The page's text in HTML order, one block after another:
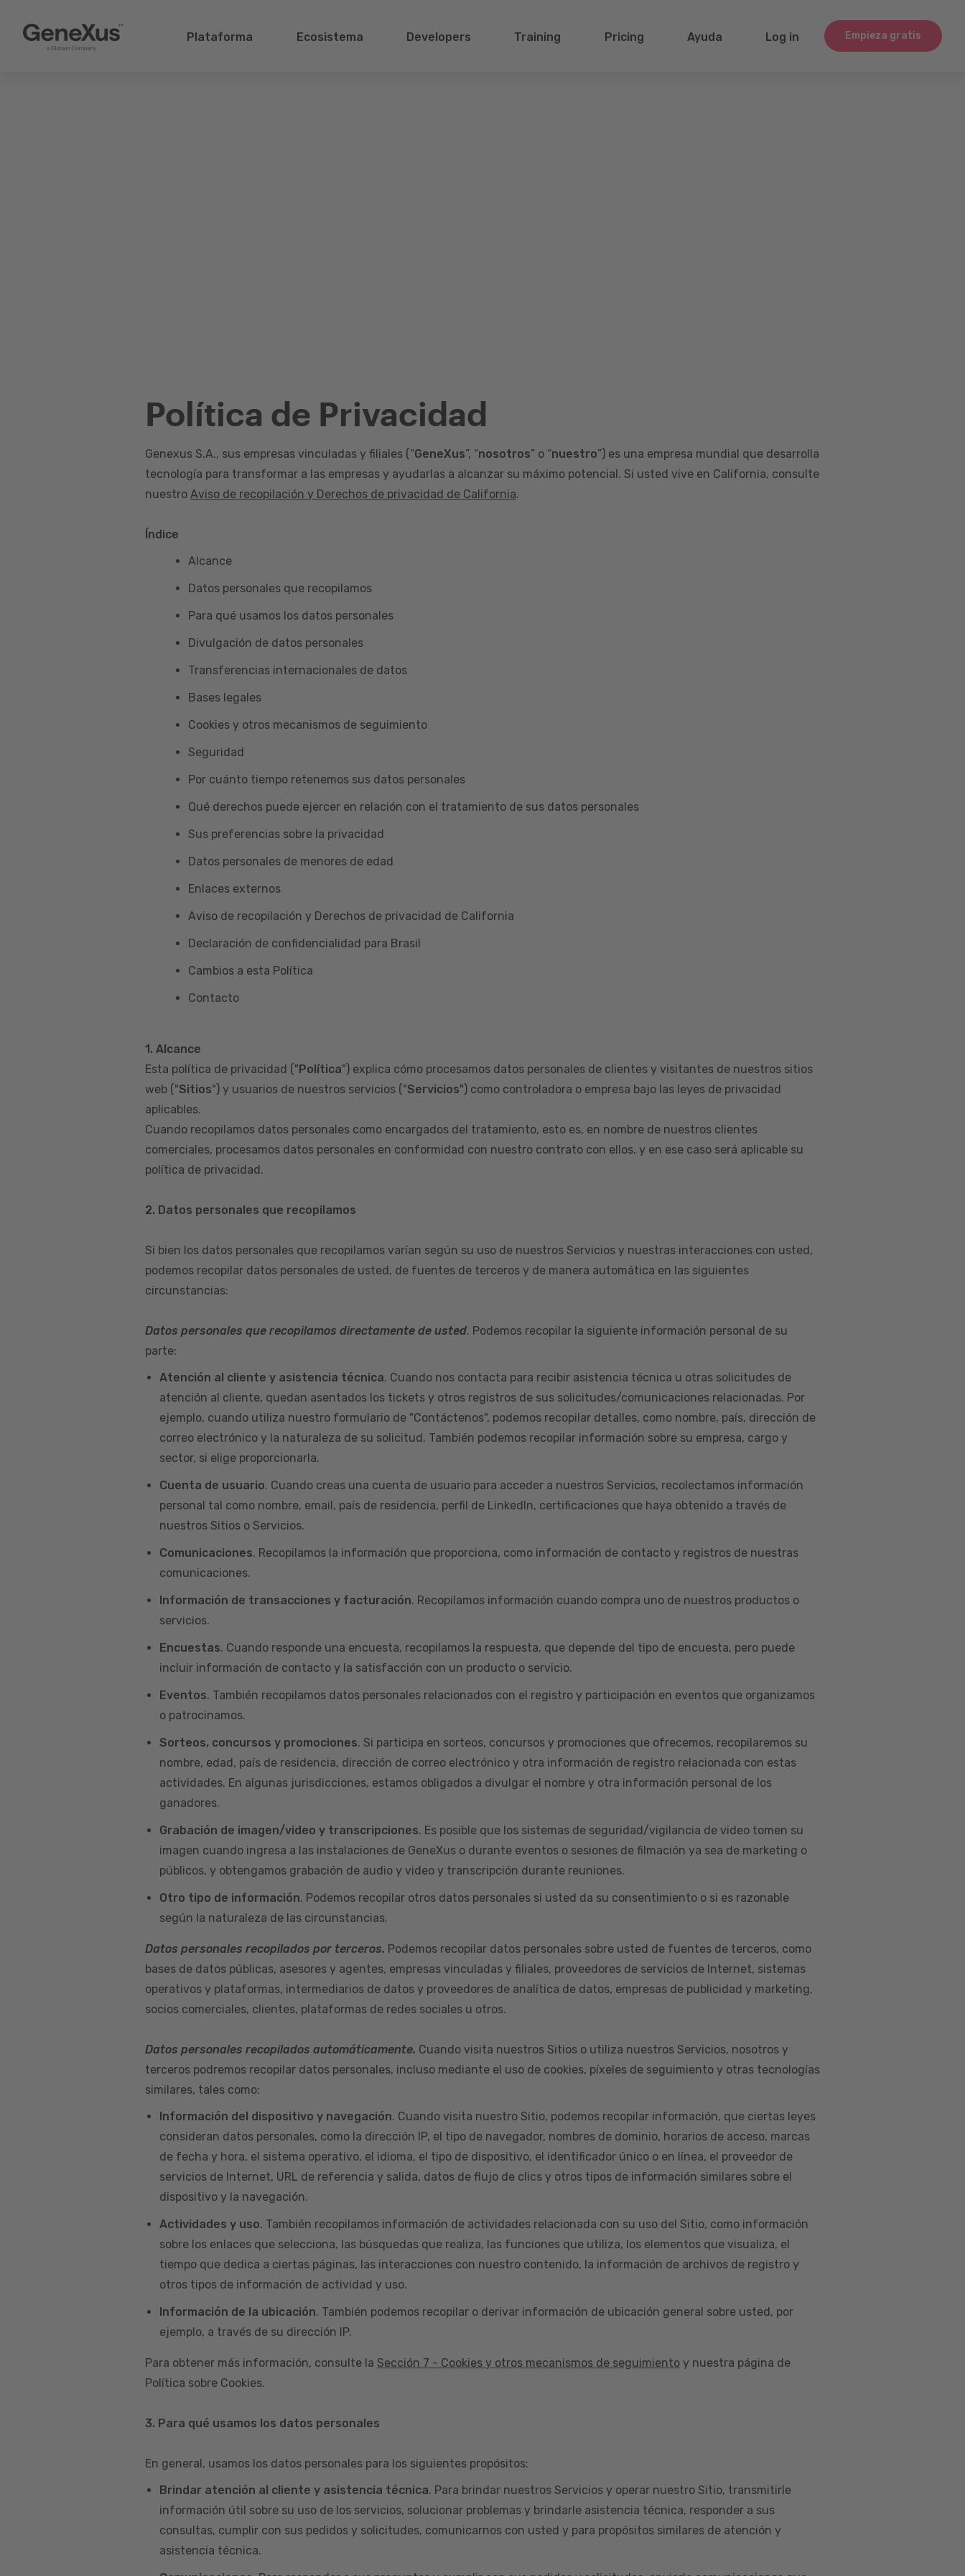
Empieza gratis
Plataforma Ecosistema Developers Training Pricing Ayuda Log in
Política de Privacidad
Genexus S.A., sus empresas vinculadas y filiales (“GeneXus”, “nosotros” o “nuestro”) es una empresa mundial que desarrolla
tecnología para transformar a las empresas y ayudarlas a alcanzar su máximo potencial. Si usted vive en California, consulte
nuestro Aviso de recopilación y Derechos de privacidad de California.
Índice
Alcance
Datos personales que recopilamos
Para qué usamos los datos personales
Divulgación de datos personales
Transferencias internacionales de datos
Bases legales
Cookies y otros mecanismos de seguimiento
Seguridad
Por cuánto tiempo retenemos sus datos personales
Qué derechos puede ejercer en relación con el tratamiento de sus datos personales
Sus preferencias sobre la privacidad
Datos personales de menores de edad
Enlaces externos
Aviso de recopilación y Derechos de privacidad de California
Declaración de confidencialidad para Brasil
Cambios a esta Política
Contacto
1. Alcance
Esta política de privacidad ("Política") explica cómo procesamos datos personales de clientes y visitantes de nuestros sitios
web ("Sitios") y usuarios de nuestros servicios ("Servicios") como controladora o empresa bajo las leyes de privacidad
aplicables.
Cuando recopilamos datos personales como encargados del tratamiento, esto es, en nombre de nuestros clientes
comerciales, procesamos datos personales en conformidad con nuestro contrato con ellos, y en ese caso será aplicable su
política de privacidad.
2. Datos personales que recopilamos
Si bien los datos personales que recopilamos varían según su uso de nuestros Servicios y nuestras interacciones con usted,
podemos recopilar datos personales de usted, de fuentes de terceros y de manera automática en las siguientes
circunstancias:
Datos personales que recopilamos directamente de usted. Podemos recopilar la siguiente información personal de su
parte:
Atención al cliente y asistencia técnica. Cuando nos contacta para recibir asistencia técnica u otras solicitudes de
atención al cliente, quedan asentados los tickets y otros registros de sus solicitudes/comunicaciones relacionadas. Por
ejemplo, cuando utiliza nuestro formulario de "Contáctenos", podemos recopilar detalles, como nombre, país, dirección de
correo electrónico y la naturaleza de su solicitud. También podemos recopilar información sobre su empresa, cargo y
sector, si elige proporcionarla.
Cuenta de usuario. Cuando creas una cuenta de usuario para acceder a nuestros Servicios, recolectamos información
personal tal como nombre, email, país de residencia, perfil de LinkedIn, certificaciones que haya obtenido a través de
nuestros Sitios o Servicios.
Comunicaciones. Recopilamos la información que proporciona, como información de contacto y registros de nuestras
comunicaciones.
Información de transacciones y facturación. Recopilamos información cuando compra uno de nuestros productos o
servicios.
Encuestas. Cuando responde una encuesta, recopilamos la respuesta, que depende del tipo de encuesta, pero puede
incluir información de contacto y la satisfacción con un producto o servicio.
Eventos. También recopilamos datos personales relacionados con el registro y participación en eventos que organizamos
o patrocinamos.
Sorteos, concursos y promociones. Si participa en sorteos, concursos y promociones que ofrecemos, recopilaremos su
nombre, edad, país de residencia, dirección de correo electrónico y otra información de registro relacionada con estas
actividades. En algunas jurisdicciones, estamos obligados a divulgar el nombre y otra información personal de los
ganadores.
Grabación de imagen/video y transcripciones. Es posible que los sistemas de seguridad/vigilancia de video tomen su
imagen cuando ingresa a las instalaciones de GeneXus o durante eventos o sesiones de filmación ya sea de marketing o
públicos, y obtengamos grabación de audio y video y transcripción durante reuniones.
Otro tipo de información. Podemos recopilar otros datos personales si usted da su consentimiento o si es razonable
según la naturaleza de las circunstancias.
Datos personales recopilados por terceros. Podemos recopilar datos personales sobre usted de fuentes de terceros, como
bases de datos públicas, asesores y agentes, empresas vinculadas y filiales, proveedores de servicios de Internet, sistemas
operativos y plataformas, intermediarios de datos y proveedores de analítica de datos, empresas de publicidad y marketing,
socios comerciales, clientes, plataformas de redes sociales u otros.
Datos personales recopilados automáticamente. Cuando visita nuestros Sitios o utiliza nuestros Servicios, nosotros y
terceros podremos recopilar datos personales, incluso mediante el uso de cookies, píxeles de seguimiento y otras tecnologías
similares, tales como:
Información del dispositivo y navegación. Cuando visita nuestro Sitio, podemos recopilar información, que ciertas leyes
consideran datos personales, como la dirección IP, el tipo de navegador, nombres de dominio, horarios de acceso, marcas
de fecha y hora, el sistema operativo, el idioma, el tipo de dispositivo, el identificador único o en línea, el proveedor de
servicios de Internet, URL de referencia y salida, datos de flujo de clics y otros tipos de información similares sobre el
dispositivo y la navegación.
Actividades y uso. También recopilamos información de actividades relacionada con su uso del Sitio, como información
sobre los enlaces que selecciona, las búsquedas que realiza, las funciones que utiliza, los elementos que visualiza, el
tiempo que dedica a ciertas páginas, las interacciones con nuestro contenido, la información de archivos de registro y
otros tipos de información de actividad y uso.
Información de la ubicación. También podemos recopilar o derivar información de ubicación general sobre usted, por
ejemplo, a través de su dirección IP.
Para obtener más información, consulte la Sección 7 - Cookies y otros mecanismos de seguimiento y nuestra página de
Política sobre Cookies.
3. Para qué usamos los datos personales
En general, usamos los datos personales para los siguientes propósitos:
Brindar atención al cliente y asistencia técnica. Para brindar nuestros Servicios y operar nuestro Sitio, transmitirle
información útil sobre su uso de los servicios, solucionar problemas y brindarle asistencia técnica, responder a sus
consultas, cumplir con sus pedidos y solicitudes, comunicarnos con usted y para propósitos similares de atención y
asistencia técnica.